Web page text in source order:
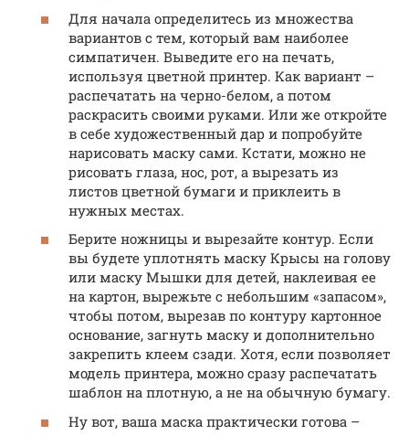
Для начала определитесь из множества
вариантов с тем, который вам наиболее
симпатичен. Выведите его на печать,
используя цветной принтер. Как вариант –
распечатать на черно-белом, а потом
раскрасить своими руками. Или же откройте
в себе художественный дар и попробуйте
нарисовать маску сами. Кстати, можно не
рисовать глаза, нос, рот, а вырезать из
листов цветной бумаги и приклеить в
нужных местах.
Берите ножницы и вырезайте контур. Если
вы будете уплотнять маску Крысы на голову
или маску Мышки для детей, наклеивая ее
на картон, вырежьте с небольшим «запасом»,
чтобы потом, вырезав по контуру картонное
основание, загнуть маску и дополнительно
закрепить клеем сзади. Хотя, если позволяет
модель принтера, можно сразу распечатать
шаблон на плотную, а не на обычную бумагу.
Ну вот, ваша маска практически готова –